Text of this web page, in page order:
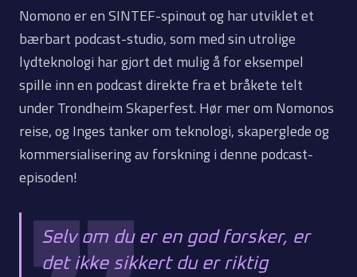
Nomono er en SINTEF-spinout og har utviklet et
bærbart podcast-studio, som med sin utrolige
lydteknologi har gjort det mulig å for eksempel
spille inn en podcast direkte fra et bråkete telt
under Trondheim Skaperfest. Hør mer om Nomonos
reise, og Inges tanker om teknologi, skaperglede og
kommersialisering av forskning i denne podcast-
episoden!
Selv om du er en god forsker, er
det ikke sikkert du er riktig